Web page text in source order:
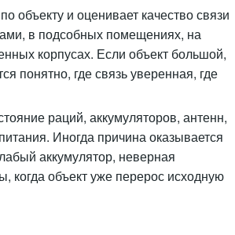
объекту и оценивает качество связи
в подсобных помещениях, на
корпусах. Если объект большой,
понятно, где связь уверенная, где
раций, аккумуляторов, антенн,
Иногда причина оказывается
аккумулятор, неверная
когда объект уже перерос исходную